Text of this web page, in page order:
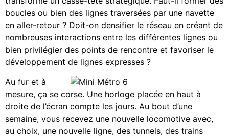
boucles ou bien des lignes traversées par une navette
en aller-retour ? Doit-on densifier le réseau en créant de
nombreuses interactions entre les différentes lignes ou
bien privilégier des points de rencontre et favoriser le
développement de lignes expresses ?
Au fur et à
mesure, ça se corse. Une horloge placée en haut à
droite de l’écran compte les jours. Au bout d’une
semaine, vous recevez une nouvelle locomotive avec,
au choix, une nouvelle ligne, des tunnels, des trains